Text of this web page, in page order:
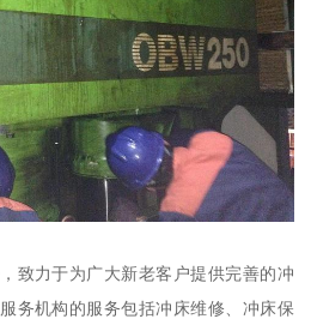
致力于为广大新老客户提供完善的冲
务机构的服务包括冲床维修、冲床保